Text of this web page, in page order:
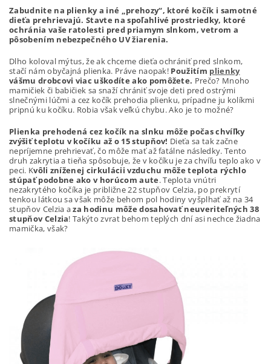
Zabudnite na plienky a iné „prehozy“, ktoré kočík i samotné
dieťa prehrievajú. Stavte na spoľahlivé prostriedky, ktoré
ochránia vaše ratolesti pred priamym slnkom, vetrom a
pôsobením nebezpečného UV žiarenia.
Dlho koloval mýtus, že ak chceme dieťa ochrániť pred slnkom,
stačí nám obyčajná plienka. Práve naopak! Použitím plienky
vášmu drobcovi viac uškodíte ako pomôžete. Prečo? Mnoho
mamičiek či babičiek sa snaží chrániť svoje deti pred ostrými
slnečnými lúčmi a cez kočík prehodia plienku, prípadne ju kolíkmi
pripnú ku kočíku. Robia však veľkú chybu. Ako je to možné?
Plienka prehodená cez kočík na slnku môže počas chvíľky
zvýšiť teplotu v kočíku až o 15 stupňov! Dieťa sa tak začne
nepríjemne prehrievať, čo môže mať až fatálne následky. Tento
druh zakrytia a tieňa spôsobuje, že v kočíku je za chvíľu teplo ako v
peci. Kvôli zníženej cirkulácii vzduchu môže teplota rýchlo
stúpať podobne ako v horúcom aute. Teplota vnútri
nezakrytého kočíka je približne 22 stupňov Celzia, po prekrytí
tenkou látkou sa však môže behom pol hodiny vyšplhať až na 34
stupňov Celzia aza hodinu môže dosahovať neuveriteľných 38
stupňov Celzia! Takýto zvrat behom teplých dní asi nechce žiadna
mamička, však?